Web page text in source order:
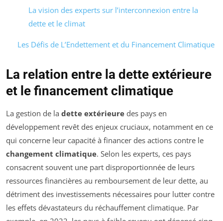
La vision des experts sur l’interconnexion entre la
dette et le climat
Les Défis de L’Endettement et du Financement Climatique
La relation entre la dette extérieure
et le financement climatique
La gestion de la dette extérieure des pays en
développement revêt des enjeux cruciaux, notamment en ce
qui concerne leur capacité à financer des actions contre le
changement climatique. Selon les experts, ces pays
consacrent souvent une part disproportionnée de leurs
ressources financières au remboursement de leur dette, au
détriment des investissements nécessaires pour lutter contre
les effets dévastateurs du réchauffement climatique. Par